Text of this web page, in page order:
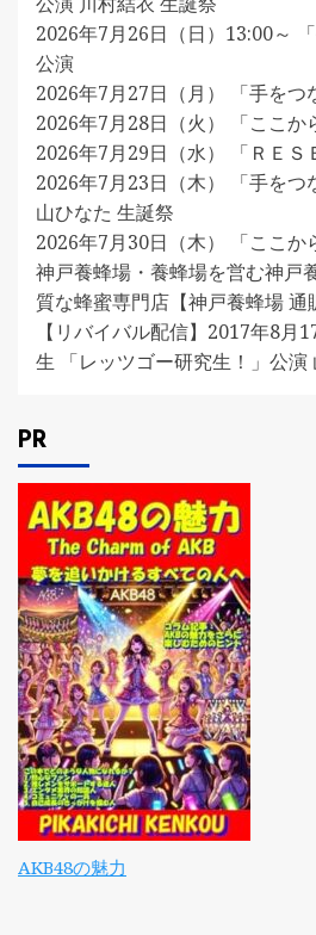
2026年7月26日（日）13:00～
公演
2026年7月27日（月） 「手をつ
2026年7月28日（火） 「ここか
2026年7月29日（水） 「ＲＥＳ
2026年7月23日（木） 「手をつ
山ひなた 生誕祭
2026年7月30日（木） 「ここか
神戸養蜂場・養蜂場を営む神戸
質な蜂蜜専門店【神戸養蜂場 通
【リバイバル配信】2017年8月
生 「レッツゴー研究生！」公演
PR
AKB48の魅力